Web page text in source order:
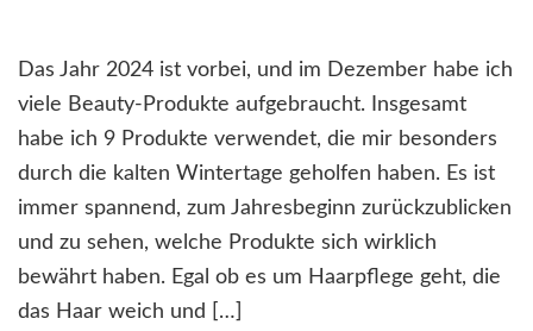
Das Jahr 2024 ist vorbei, und im Dezember habe ich
viele Beauty-Produkte aufgebraucht. Insgesamt
habe ich 9 Produkte verwendet, die mir besonders
durch die kalten Wintertage geholfen haben. Es ist
immer spannend, zum Jahresbeginn zurückzublicken
und zu sehen, welche Produkte sich wirklich
bewährt haben. Egal ob es um Haarpflege geht, die
das Haar weich und […]